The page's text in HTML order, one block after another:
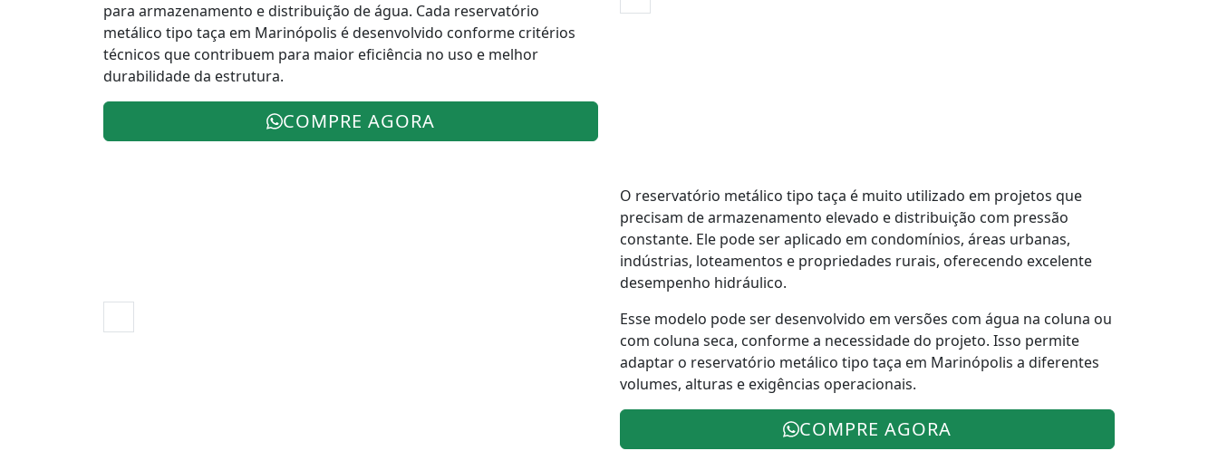
para armazenamento e distribuição de água. Cada reservatório
metálico tipo taça em Marinópolis é desenvolvido conforme critérios
técnicos que contribuem para maior eficiência no uso e melhor
durabilidade da estrutura.
COMPRE AGORA
O reservatório metálico tipo taça é muito utilizado em projetos que
precisam de armazenamento elevado e distribuição com pressão
constante. Ele pode ser aplicado em condomínios, áreas urbanas,
indústrias, loteamentos e propriedades rurais, oferecendo excelente
desempenho hidráulico.
Esse modelo pode ser desenvolvido em versões com água na coluna ou
com coluna seca, conforme a necessidade do projeto. Isso permite
adaptar o reservatório metálico tipo taça em Marinópolis a diferentes
volumes, alturas e exigências operacionais.
COMPRE AGORA